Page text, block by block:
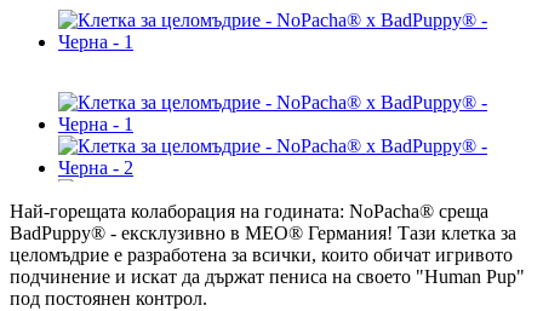
Най-горещата колаборация на годината: NoPacha® среща
BadPuppy® - ексклузивно в MEO® Германия! Тази клетка за
целомъдрие е разработена за всички, които обичат игривото
подчинение и искат да държат пениса на своето "Human Pup"
под постоянен контрол.